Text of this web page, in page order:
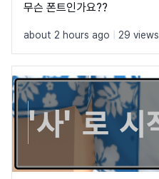
무슨 폰트인가요??
about 2 hours ago 29 views